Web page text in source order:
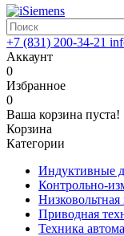
+7 (831) 200-34-21
Аккаунт
0
Избранное
0
Ваша корзина пуста!
Корзина
Категории
Индуктивные
Контрольно-
Приводная
Техника